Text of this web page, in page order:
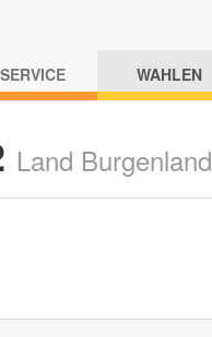
WAHLEN
Land Burgenland